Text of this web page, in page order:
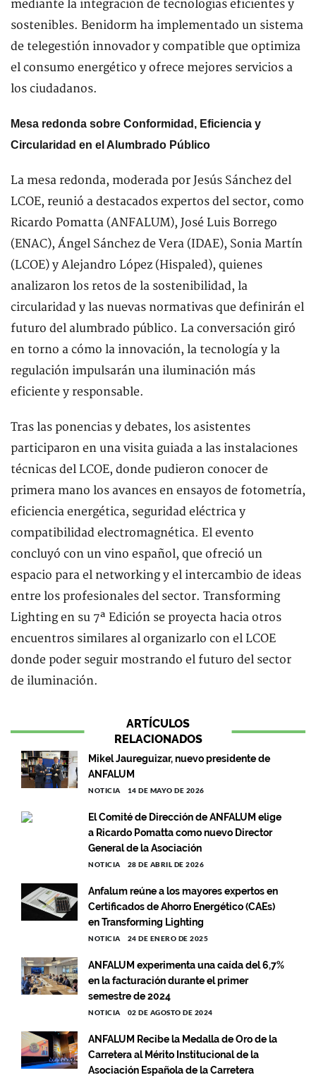
mediante la integración de tecnologías eficientes y
sostenibles. Benidorm ha implementado un sistema
de telegestión innovador y compatible que optimiza
el consumo energético y ofrece mejores servicios a
los ciudadanos.
Mesa redonda sobre Conformidad, Eficiencia y
Circularidad en el Alumbrado Público
La mesa redonda, moderada por Jesús Sánchez del
LCOE, reunió a destacados expertos del sector, como
Ricardo Pomatta (ANFALUM), José Luis Borrego
(ENAC), Ángel Sánchez de Vera (IDAE), Sonia Martín
(LCOE) y Alejandro López (Hispaled), quienes
analizaron los retos de la sostenibilidad, la
circularidad y las nuevas normativas que definirán el
futuro del alumbrado público. La conversación giró
en torno a cómo la innovación, la tecnología y la
regulación impulsarán una iluminación más
eficiente y responsable.
Tras las ponencias y debates, los asistentes
participaron en una visita guiada a las instalaciones
técnicas del LCOE, donde pudieron conocer de
primera mano los avances en ensayos de fotometría,
eficiencia energética, seguridad eléctrica y
compatibilidad electromagnética. El evento
concluyó con un vino español, que ofreció un
espacio para el networking y el intercambio de ideas
entre los profesionales del sector. Transforming
Lighting en su 7ª Edición se proyecta hacia otros
encuentros similares al organizarlo con el LCOE
donde poder seguir mostrando el futuro del sector
de iluminación.
ARTÍCULOS
RELACIONADOS
Mikel Jaureguizar, nuevo presidente de
ANFALUM
NOTICIA 14 DE MAYO DE 2026
El Comité de Dirección de ANFALUM elige
a Ricardo Pomatta como nuevo Director
General de la Asociación
NOTICIA 28 DE ABRIL DE 2026
Anfalum reúne a los mayores expertos en
Certificados de Ahorro Energético (CAEs)
en Transforming Lighting
NOTICIA 24 DE ENERO DE 2025
ANFALUM experimenta una caída del 6,7%
en la facturación durante el primer
semestre de 2024
NOTICIA 02 DE AGOSTO DE 2024
ANFALUM Recibe la Medalla de Oro de la
Carretera al Mérito Institucional de la
Asociación Española de la Carretera